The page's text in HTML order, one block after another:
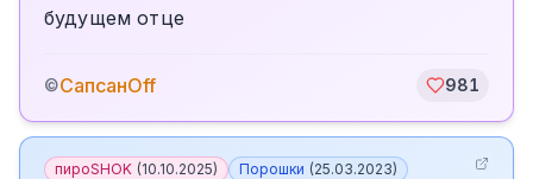
будущем отце
©СапсанOff 981
пироSHOK (10.10.2025) Порошки (25.03.2023)